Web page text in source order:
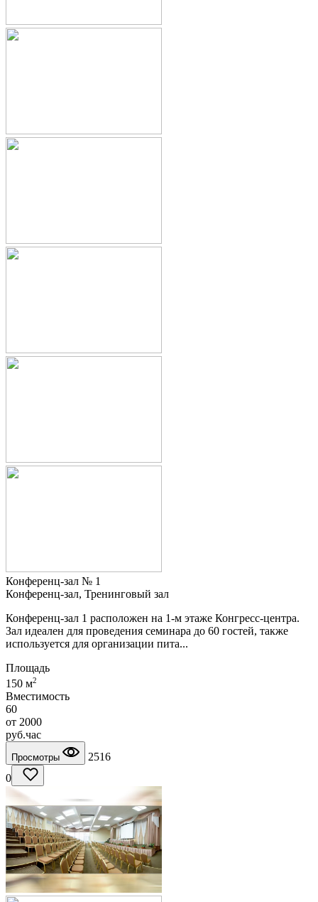
Конференц-зал № 1
Конференц-зал, Тренинговый зал
Конференц-зал 1 расположен на 1-м этаже Конгресс-центра.
Зал идеален для проведения семинара до 60 гостей, также
используется для организации пита...
Площадь
150 м2
Вместимость
60
от 2000
руб.час
Просмотры
2516
0